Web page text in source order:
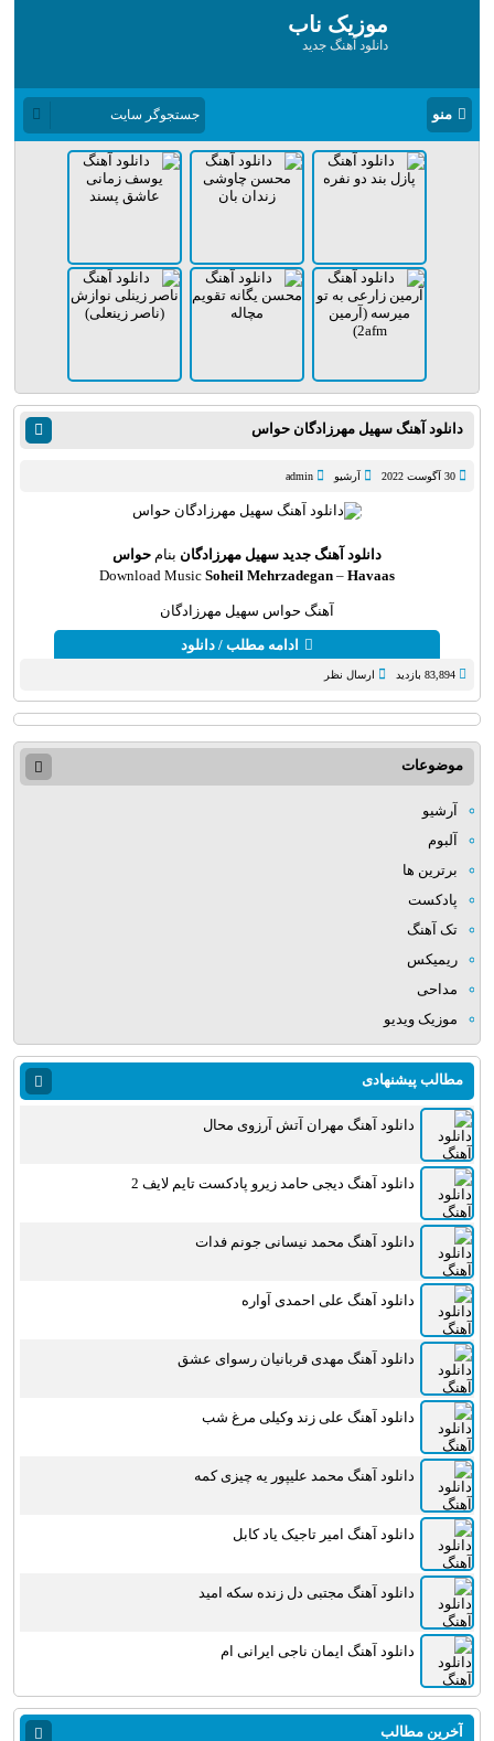
موزیک ناب
دانلود آهنگ جدید
منو
دانلود آهنگ سهیل مهرزادگان حواس
30 آگوست 2022 آرشیو admin
دانلود آهنگ جدید سهیل مهرزادگان بنام حواس
Download Music Soheil Mehrzadegan – Havaas
آهنگ حواس سهیل مهرزادگان
ادامه مطلب / دانلود
83,894 بازدید ارسال نظر
موضوعات
آرشیو
آلبوم
برترین ها
پادکست
تک آهنگ
ریمیکس
مداحی
موزیک ویدیو
مطالب پیشنهادی
دانلود آهنگ مهران آتش آرزوی محال
دانلود آهنگ دیجی حامد زیرو پادکست تایم لایف 2
دانلود آهنگ محمد نیسانی جونم فدات
دانلود آهنگ علی احمدی آواره
دانلود آهنگ مهدی قربانیان رسوای عشق
دانلود آهنگ علی زند وکیلی مرغ شب
دانلود آهنگ محمد علیپور یه چیزی کمه
دانلود آهنگ امیر تاجیک یاد کابل
دانلود آهنگ مجتبی دل زنده سکه امید
دانلود آهنگ ایمان ناجی ایرانی ام
آخرین مطالب